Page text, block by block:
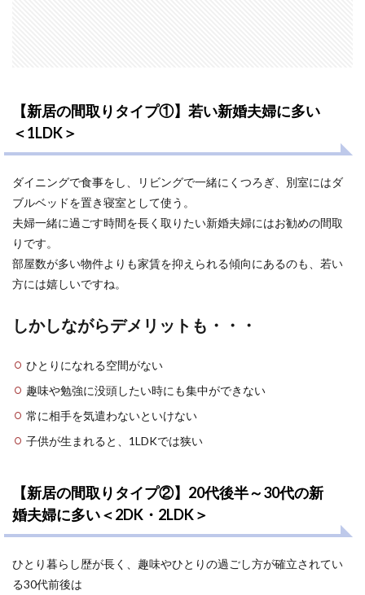
【新居の間取りタイプ①】若い新婚夫婦に多い
＜1LDK＞
ダイニングで食事をし、リビングで一緒にくつろぎ、別室にはダ
ブルベッドを置き寝室として使う。
夫婦一緒に過ごす時間を長く取りたい新婚夫婦にはお勧めの間取
りです。
部屋数が多い物件よりも家賃を抑えられる傾向にあるのも、若い
方には嬉しいですね。
しかしながらデメリットも・・・
ひとりになれる空間がない
趣味や勉強に没頭したい時にも集中ができない
常に相手を気遣わないといけない
子供が生まれると、1LDKでは狭い
【新居の間取りタイプ②】20代後半～30代の新
婚夫婦に多い＜2DK・2LDK＞
ひとり暮らし歴が長く、趣味やひとりの過ごし方が確立されてい
る30代前後は